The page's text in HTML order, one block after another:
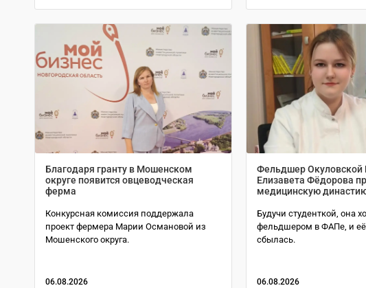
Благодаря гранту в Мошенском
округе появится овцеводческая
ферма
Конкурсная комиссия поддержала
проект фермера Марии Османовой из
Мошенского округа.
06.08.2026
Фельдшер Окуловской
Елизавета Фёдорова
медицинскую
Будучи студенткой, она
фельдшером в ФАПе, и
сбылась.
06.08.2026